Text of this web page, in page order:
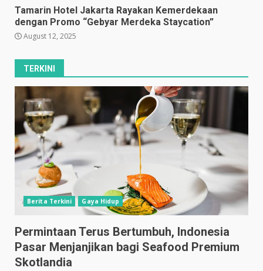
Tamarin Hotel Jakarta Rayakan Kemerdekaan
dengan Promo “Gebyar Merdeka Staycation”
August 12, 2025
TERKINI
Berita Terkini Gaya Hidup
Permintaan Terus Bertumbuh, Indonesia
Pasar Menjanjikan bagi Seafood Premium
Skotlandia